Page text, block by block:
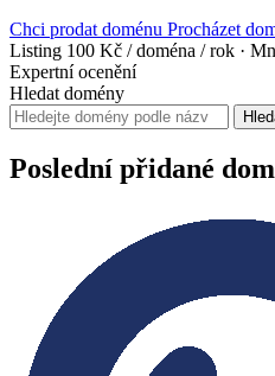
Chci prodat doménu Procházet
Listing 100 Kč / doména / rok ·
Expertní ocenění
Hledat domény
Poslední přidané